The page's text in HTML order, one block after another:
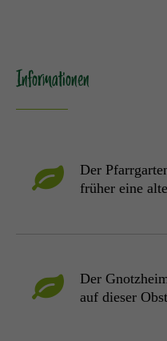
Informationen
Der
früher eine
Der
auf dieser